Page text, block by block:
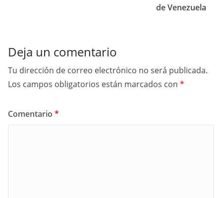
de Venezuela
Deja un comentario
Tu dirección de correo electrónico no será publicada.
Los campos obligatorios están marcados con *
Comentario *